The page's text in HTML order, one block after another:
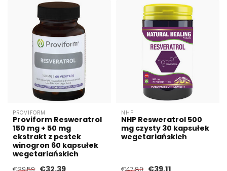
PROVIFORM
Proviform Resweratrol
150 mg + 50 mg
ekstrakt z pestek
winogron 60 kapsułek
wegetariańskich
NHP
NHP Resweratrol 500
mg czysty 30 kapsułek
wegetariańskich